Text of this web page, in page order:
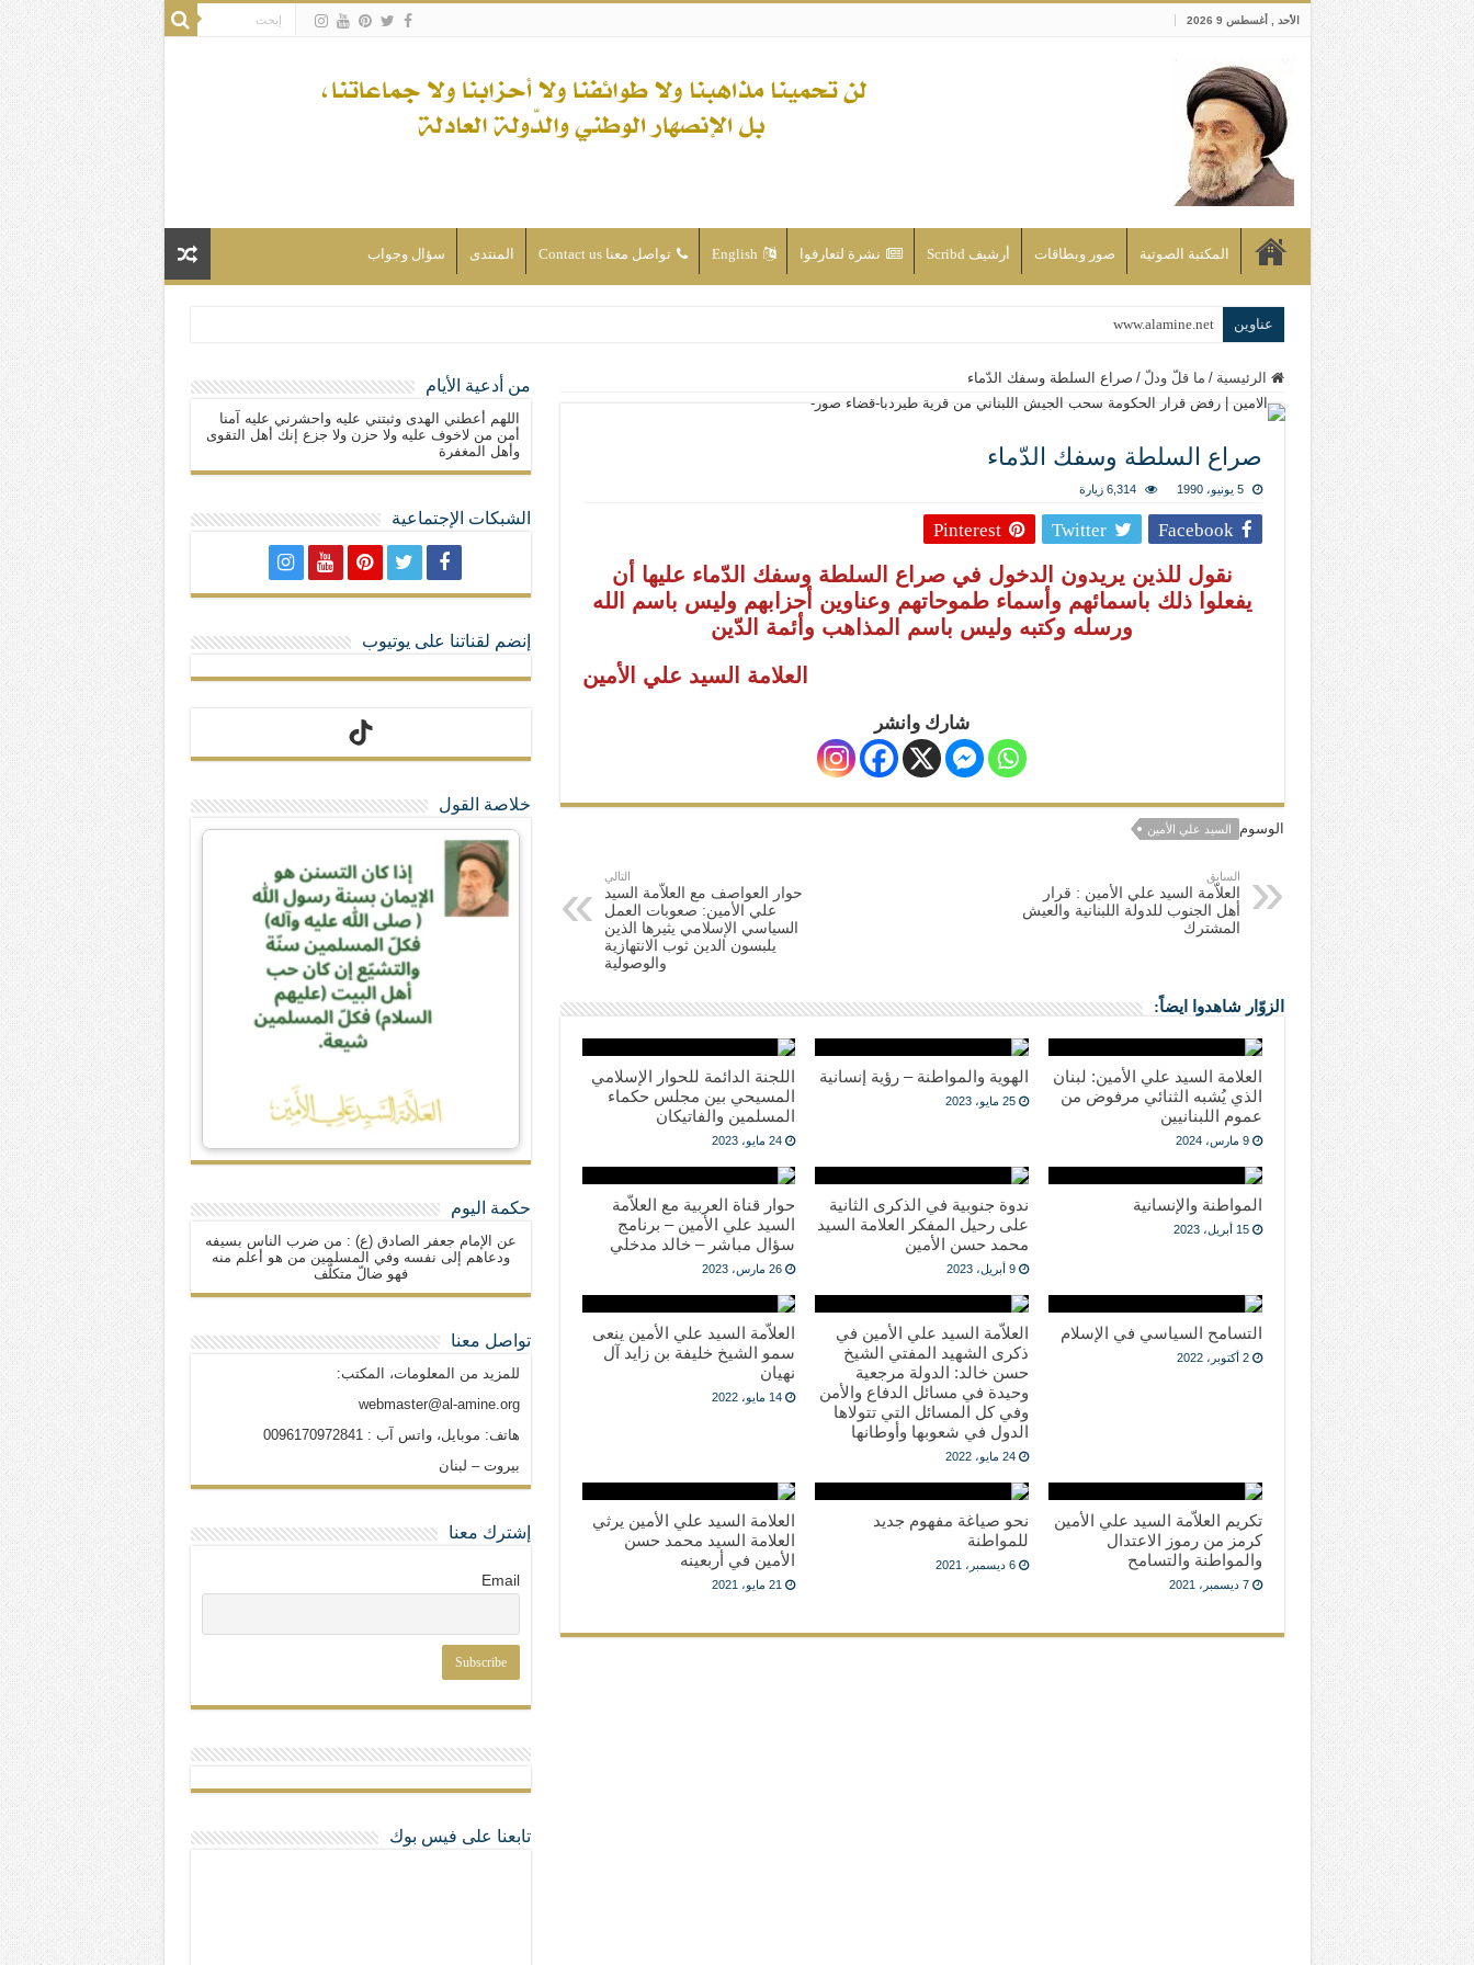
الأحد , أغسطس 9 2026
المكتبة الصوتية صور وبطاقات أرشيف Scribd نشرة لتعارفوا English تواصل معنا Contact us المنتدى سؤال وجواب
عناوين www.alamine.net
إذا كان التسنن هو الإيمان بسنة رسول الله ( صلى الله عليه وآله) فكلّ المسلمين سنّة والتشيّع إن كان حب أهل البيت (عليهم السلام) فكلّ المسلمين شيعة.
لن تحمينا مذاهبنا ولا طوائفنا ولا أحزابنا ولا جماعاتنا، بل الإنصهار الوطني والدولة العادلة
المذاهب ليست قدرًا لا يمكن تجاوزه
ليست المنفعة تأتي من إسلامية النّظام كما لا تأتي المضرة من مسيحية النظام
المتهاون بوطنه متهاون بدينه حتماً
نسج العلاقة مع الآخر تكون من خلال منظومة القيم و المبادئ الانسانية التي تجعل الناس سواسية لا تفرق بينهم أعراق و ألوان و لا تمنحهم الامتيازات أنساب و أديان
الرئيسية / ما قلّ ودلّ / صراع السلطة وسفك الدّماء
صراع السلطة وسفك الدّماء
5 يونيو، 1990 6,314 زيارة
Facebook
Twitter
Pinterest
نقول للذين يريدون الدخول في صراع السلطة وسفك الدّماء عليها أن
يفعلوا ذلك باسمائهم وأسماء طموحاتهم وعناوين أحزابهم وليس باسم الله
ورسله وكتبه وليس باسم المذاهب وأئمة الدّين
العلامة السيد علي الأمين
شارك وانشر
الوسوم السيد علي الأمين
السابق
العلاّمة السيد علي الأمين : قرار
أهل الجنوب للدولة اللبنانية والعيش
المشترك
التالي
حوار العواصف مع العلاّمة السيد
علي الأمين: صعوبات العمل
السياسي الإسلامي يثيرها الذين
يلبسون الدين ثوب الانتهازية
والوصولية
الزوّار شاهدوا ايضاً:
العلامة السيد علي الأمين: لبنان
الذي يُشبه الثنائي مرفوض من
عموم اللبنانيين
9 مارس، 2024
الهوية والمواطنة – رؤية إنسانية
25 مايو، 2023
اللجنة الدائمة للحوار الإسلامي
المسيحي بين مجلس حكماء
المسلمين والفاتيكان
24 مايو، 2023
المواطنة والإنسانية
15 أبريل، 2023
ندوة جنوبية في الذكرى الثانية
على رحيل المفكر العلامة السيد
محمد حسن الأمين
9 أبريل، 2023
حوار قناة العربية مع العلاّمة
السيد علي الأمين – برنامج
سؤال مباشر – خالد مدخلي
26 مارس، 2023
التسامح السياسي في الإسلام
2 أكتوبر، 2022
العلاّمة السيد علي الأمين في
ذكرى الشهيد المفتي الشيخ
حسن خالد: الدولة مرجعية
وحيدة في مسائل الدفاع والأمن
وفي كل المسائل التي تتولاها
الدول في شعوبها وأوطانها
24 مايو، 2022
العلاّمة السيد علي الأمين ينعى
سمو الشيخ خليفة بن زايد آل
نهيان
14 مايو، 2022
تكريم العلاّمة السيد علي الأمين
كرمز من رموز الاعتدال
والمواطنة والتسامح
7 ديسمبر، 2021
نحو صياغة مفهوم جديد
للمواطنة
6 ديسمبر، 2021
العلامة السيد علي الأمين يرثي
العلامة السيد محمد حسن
الأمين في أربعينه
21 مايو، 2021
من أدعية الأيام
اللهم أعطني الهدى وثبتني عليه واحشرني عليه آمنا
أمن من لاخوف عليه ولا حزن ولا جزع إنك أهل التقوى
وأهل المغفرة
الشبكات الإجتماعية
إنضم لقناتنا على يوتيوب
خلاصة القول
حكمة اليوم
عن الإمام جعفر الصادق (ع) : من ضرب الناس بسيفه
ودعاهم إلى نفسه وفي المسلمين من هو أعلم منه
فهو ضالّ متكلّف
تواصل معنا
للمزيد من المعلومات، المكتب:
webmaster@al-amine.org
هاتف: موبايل، واتس آب : 0096170972841
بيروت – لبنان
إشترك معنا
Email
تابعنا على فيس بوك